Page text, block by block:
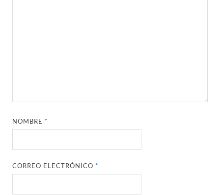
NOMBRE*
CORREO ELECTRÓNICO*